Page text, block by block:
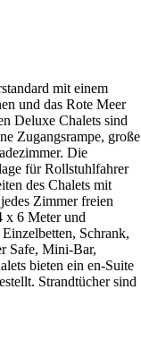
mit einem
und das Rote Meer
Deluxe Chalets sind
Zugangsrampe, große
Die
für Rollstuhlfahrer
des Chalets mit
Zimmer freien
x 6 Meter und
Schrank,
Safe, Mini-Bar,
bieten ein en-Suite
Strandtücher sind